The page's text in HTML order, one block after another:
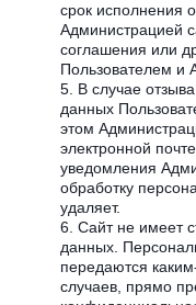
срок исполнения
Администрацией
соглашения или
Пользователем и
В случае
данных
этом
электронной
уведомления
обработку
удаляет.
Сайт не имеет
данных.
передаются
случаев, прямо